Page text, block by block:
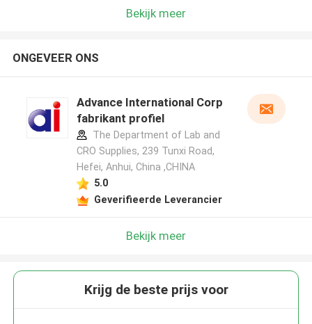
Laat een bericht achter
Bekijk meer
ONGEVEER ONS
Advance International Corp
fabrikant profiel
The Department of Lab and
CRO Supplies, 239 Tunxi Road,
Hefei, Anhui, China ,CHINA
5.0
Geverifieerde Leverancier
Bekijk meer
Krijg de beste prijs voor